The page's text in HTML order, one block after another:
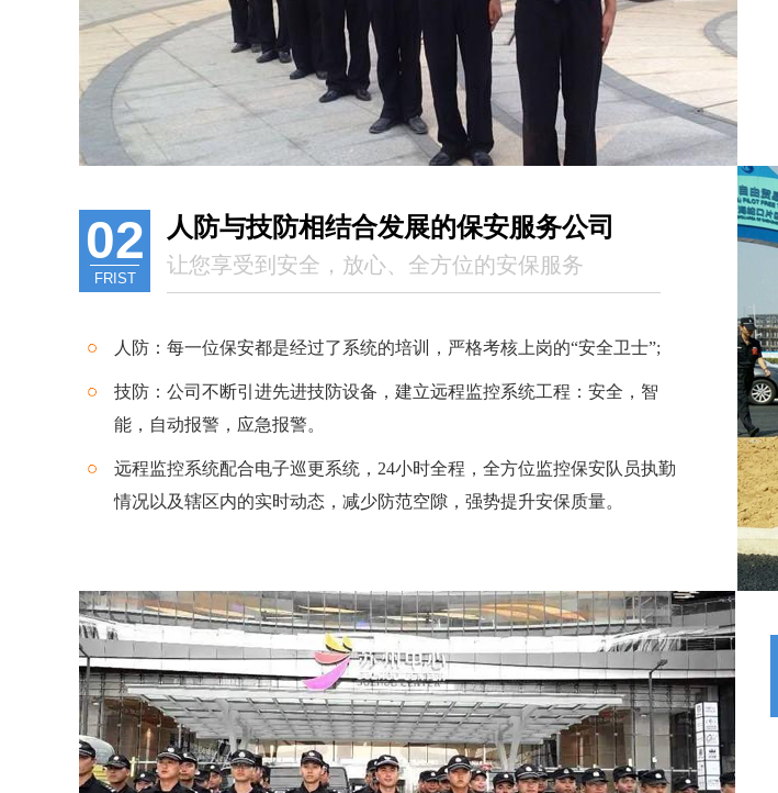
02
FRIST
人防与技防相结合发展的保安服务公司
让您享受到安全，放心、全方位的安保服务
人防：每一位保安都是经过了系统的培训，严格考核上岗的“安全卫士”;
技防：公司不断引进先进技防设备，建立远程监控系统工程：安全，智
能，自动报警，应急报警。
远程监控系统配合电子巡更系统，24小时全程，全方位监控保安队员执勤
情况以及辖区内的实时动态，减少防范空隙，强势提升安保质量。